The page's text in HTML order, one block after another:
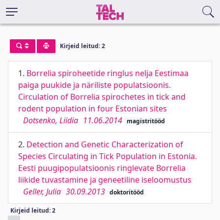
Kirjeid leitud: 2
1. Borrelia spiroheetide ringlus nelja Eestimaa
paiga puukide ja näriliste populatsioonis.
Circulation of Borrelia spirochetes in tick and
rodent population in four Estonian sites
Dotsenko, Liidia 11.06.2014 magistritööd
2. Detection and Genetic Characterization of
Species Circulating in Tick Population in Estonia.
Eesti puugipopulatsioonis ringlevate Borrelia
liikide tuvastamine ja geneetiline iseloomustus
Geller, Julia 30.09.2013 doktoritööd
Kirjeid leitud: 2